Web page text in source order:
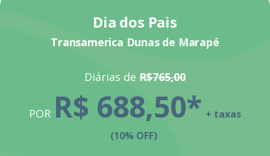
Dia dos Pais
Transamerica Dunas de Marapé
Diárias de R$765,00
POR R$ 688,50* + taxas
(10% OFF)